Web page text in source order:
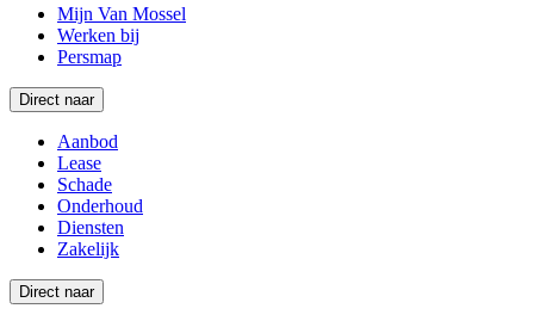
Mijn Van Mossel
Werken bij
Persmap
Direct naar
Aanbod
Lease
Schade
Onderhoud
Diensten
Zakelijk
Direct naar